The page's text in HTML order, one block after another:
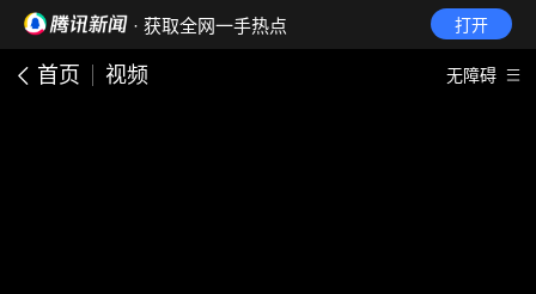
· 获取全网一手热点 打开
首页 视频 无障碍